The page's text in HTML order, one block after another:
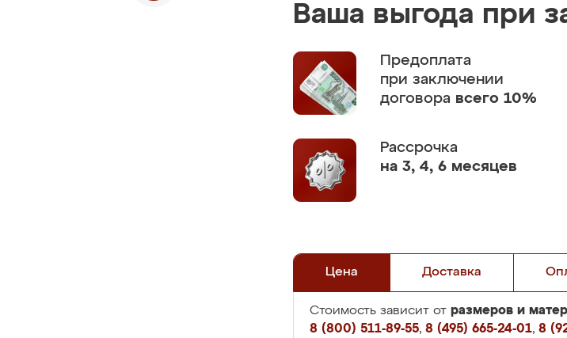
Ваша выгода при
Предоплата
при заключении
договора всего 10%
Рассрочка
на 3, 4, 6 месяцев
Цена Доставка
Стоимость зависит от размеров и
8 (800) 511-89-55, 8 (495) 665-24-01, 8